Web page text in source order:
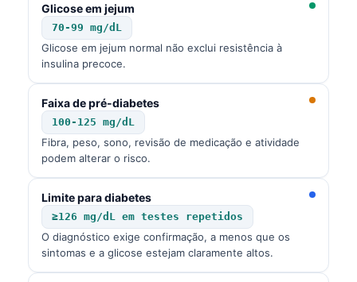
Glicose em jejum
70-99 mg/dL
Glicose em jejum normal não exclui resistência à
insulina precoce.
Faixa de pré-diabetes
100-125 mg/dL
Fibra, peso, sono, revisão de medicação e atividade
podem alterar o risco.
Limite para diabetes
≥126 mg/dL em testes repetidos
O diagnóstico exige confirmação, a menos que os
sintomas e a glicose estejam claramente altos.
ಕನ್ನಡ
മലയാളം
Bahasa Melayu
Tiếng Việt
Tagalog
ไทย
ဗမာစာ
ភាសាខ្មែរ
Kiswahili
አማርኛ
Українська